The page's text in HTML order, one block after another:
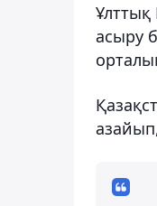
Ұлттық
асыру